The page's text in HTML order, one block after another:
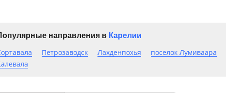
направления в Карелии
Петрозаводск Лахденпохья поселок Лумиваара